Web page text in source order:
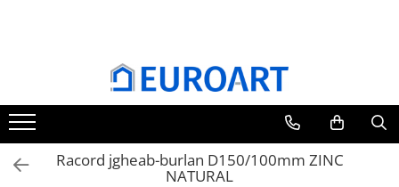
Accesorii jgheaburi
Burlane
Accesorii burlane
Racord jgheab-burlan D150/100mm ZINC
NATURAL